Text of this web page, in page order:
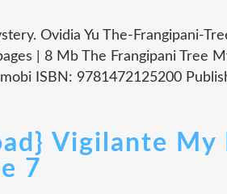
Ovidia Yu The-Frangipani-
| 8 Mb The Frangipani Tree
ISBN: 9781472125200
Vigilante My
7